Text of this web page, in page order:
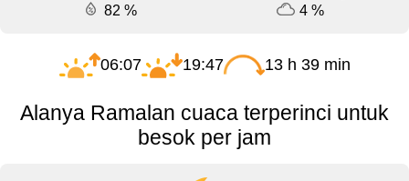
82 %
4 %
06:07 19:47 13 h 39 min
Alanya Ramalan cuaca terperinci untuk
besok per jam